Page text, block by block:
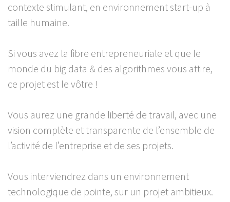
contexte stimulant, en environnement start-up à
taille humaine.
Si vous avez la fibre entrepreneuriale et que le
monde du big data & des algorithmes vous attire,
ce projet est le vôtre !
Vous aurez une grande liberté de travail, avec une
vision complète et transparente de l’ensemble de
l’activité de l’entreprise et de ses projets.
Vous interviendrez dans un environnement
technologique de pointe, sur un projet ambitieux.